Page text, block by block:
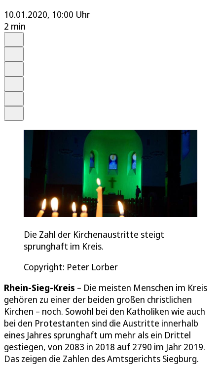
10.01.2020, 10:00 Uhr
2 min
Die Zahl der Kirchenaustritte steigt
sprunghaft im Kreis.
Copyright: Peter Lorber
Rhein-Sieg-Kreis – Die meisten Menschen im Kreis
gehören zu einer der beiden großen christlichen
Kirchen – noch. Sowohl bei den Katholiken wie auch
bei den Protestanten sind die Austritte innerhalb
eines Jahres sprunghaft um mehr als ein Drittel
gestiegen, von 2083 in 2018 auf 2790 im Jahr 2019.
Das zeigen die Zahlen des Amtsgerichts Siegburg.